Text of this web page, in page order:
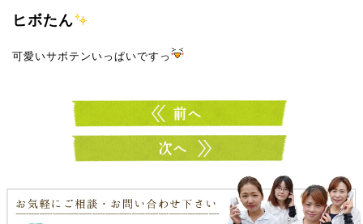
ヒボたん
可愛いサボテンいっぱいですっ